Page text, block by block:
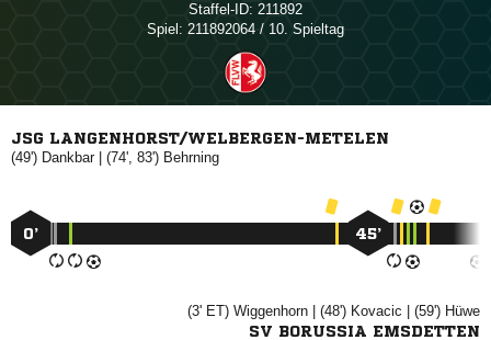
Staffel-ID: 211892
Spiel: 211892064 / 10. Spieltag
JSG LANGENHORST/WELBERGEN-METELEN
(49') | (74', 83') 
0’ 45’
(3' ET)  | (48')  | (59') 
SV BORUSSIA EMSDETTEN